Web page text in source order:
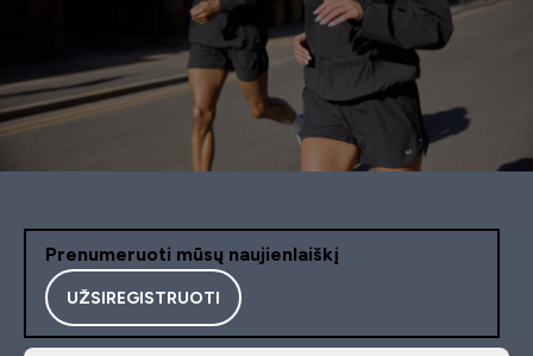
Prenumeruoti mūsų naujienlaiškį
UŽSIREGISTRUOTI